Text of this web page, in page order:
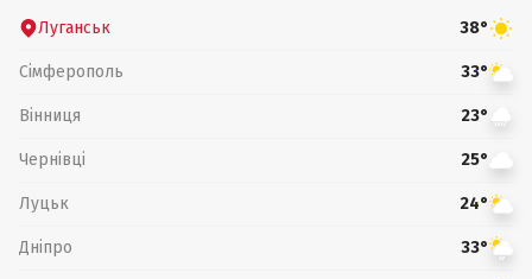
Луганськ 38°
Сімферополь 33°
Вінниця 23°
Чернівці 25°
Луцьк 24°
Дніпро 33°